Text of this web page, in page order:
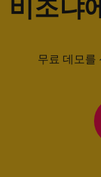
무료 데모를